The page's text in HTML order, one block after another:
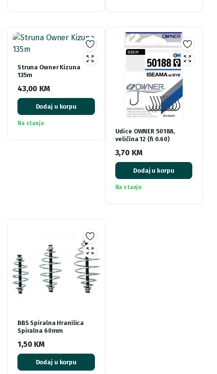
Struna Owner Kizuna
135m
43,00 KM
Dodaj u korpu
Na stanju
Udice OWNER 50188,
veličina 12 (fi 0.60)
3,70 KM
Dodaj u korpu
Na stanju
BBS Spiralna Hranilica
Spiralna 60mm
1,50 KM
Dodaj u korpu